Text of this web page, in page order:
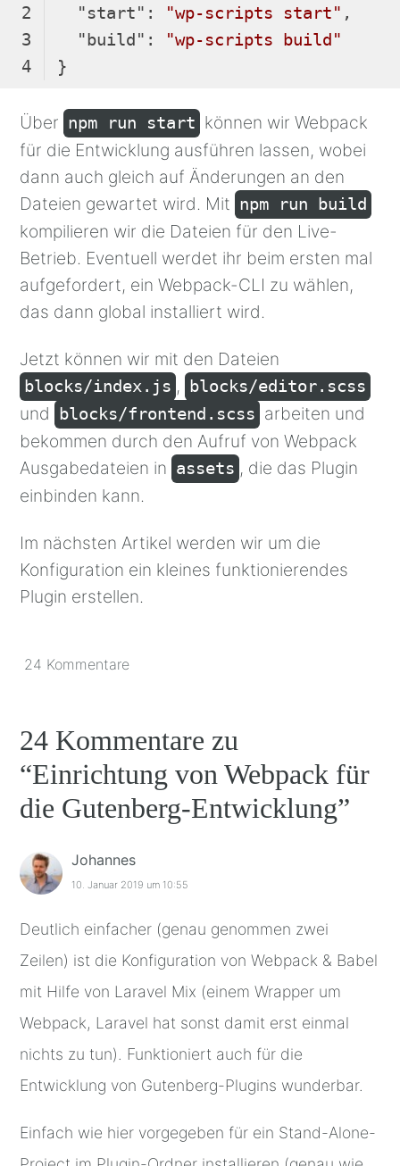
"start" : "wp-scripts start"
"build" :
"wp-scripts build"
Sprache:
JSON
JSON
mit
Kommentaren
json
Über npm run start können wir Webpack
für die Entwicklung ausführen lassen, wobei
dann auch gleich auf Änderungen an den
Dateien gewartet wird. Mit npm run build
kompilieren wir die Dateien für den Live-
Betrieb. Eventuell werdet ihr beim ersten mal
aufgefordert, ein Webpack-CLI zu wählen,
das dann global installiert wird.
Jetzt können wir mit den Dateien
blocks/index.js , blocks/editor.scss
und blocks/frontend.scss arbeiten und
bekommen durch den Aufruf von Webpack
Ausgabedateien in assets , die das Plugin
einbinden kann.
Im nächsten Artikel werden wir um die
Konfiguration ein kleines funktionierendes
Plugin erstellen.
24 Kommentare
24 Kommentare zu
“Einrichtung von Webpack für
die Gutenberg-Entwicklung”
Johannes
10. Januar 2019 um 10:55
Deutlich einfacher (genau genommen zwei
Zeilen) ist die Konfiguration von Webpack & Babel
mit Hilfe von Laravel Mix (einem Wrapper um
Webpack, Laravel hat sonst damit erst einmal
nichts zu tun). Funktioniert auch für die
Entwicklung von Gutenberg-Plugins wunderbar.
Einfach wie hier vorgegeben für ein Stand-Alone-